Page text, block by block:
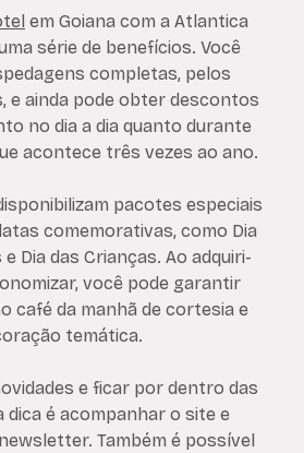
em Goiana com a Atlantica
série de benefícios. Você
completas, pelos
e ainda pode obter descontos
no dia a dia quanto durante
acontece três vezes ao ano.
pacotes especiais
comemorativas, como Dia
Dia das Crianças. Ao adquiri-
você pode garantir
café da manhã de cortesia e
temática.
e ficar por dentro das
dica é acompanhar o site e
Também é possível